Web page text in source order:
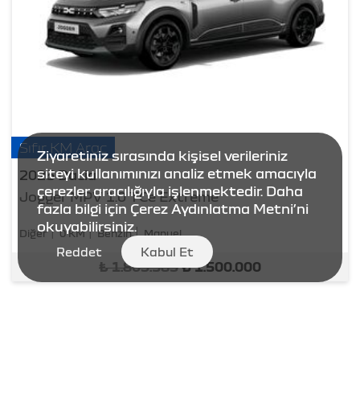
Sıfır KM Araç
2026 Dacia
Jogger MPV 1.0 TCe Extreme
Diğer 0 KM Benzin Manuel
₺1.809.583 ₺1.500.000
Ziyaretiniz sırasında kişisel verileriniz
siteyi kullanımınızı analiz etmek amacıyla
çerezler aracılığıyla işlenmektedir. Daha
fazla bilgi için Çerez Aydınlatma Metni’ni
okuyabilirsiniz.
Reddet Kabul Et